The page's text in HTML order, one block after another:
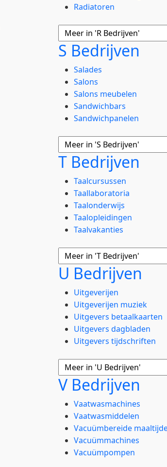
Radiatoren
S Bedrijven
Salades
Salons
Salons meubelen
Sandwichbars
Sandwichpanelen
T Bedrijven
Taalcursussen
Taallaboratoria
Taalonderwijs
Taalopleidingen
Taalvakanties
U Bedrijven
Uitgeverijen
Uitgeverijen muziek
Uitgevers betaalkaarten
Uitgevers dagbladen
Uitgevers tijdschriften
V Bedrijven
Vaatwasmachines
Vaatwasmiddelen
Vacuümbereide
Vacuümmachines
Vacuümpompen